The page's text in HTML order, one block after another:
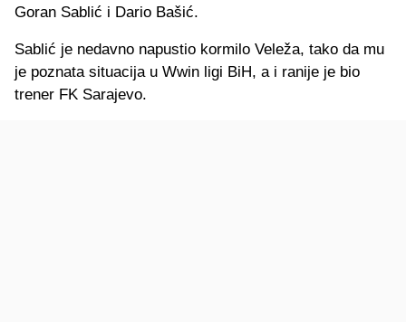
Goran Sablić i Dario Bašić.
Sablić je nedavno napustio kormilo Veleža, tako da mu
je poznata situacija u Wwin ligi BiH, a i ranije je bio
trener FK Sarajevo.